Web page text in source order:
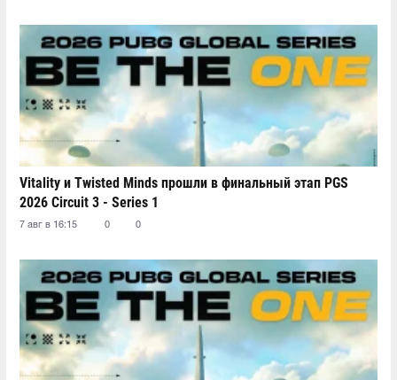
Vitality и Twisted Minds прошли в финальный этап PGS
2026 Circuit 3 - Series 1
7 авг в 16:15 0 0